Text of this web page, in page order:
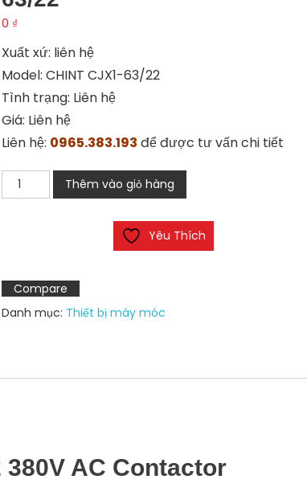
0 ₫
Xuất xứ: liên hệ
Model: CHINT CJX1-63/22
Tình trạng: Liên hệ
Giá: Liên hệ
Liên hệ: 0965.383.193 để được tư vấn chi tiết
le
63/22
số
lượng
Thêm vào giỏ hàng
Yêu Thích
Compare
Danh mục: Thiết bị máy móc
380V AC Contactor